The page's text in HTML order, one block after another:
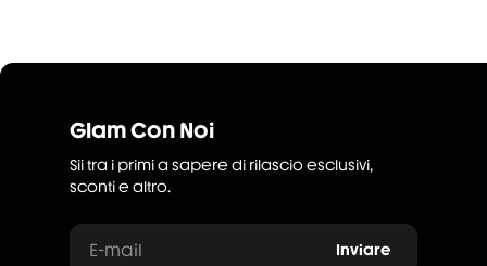
Glam Con Noi
Sii tra i primi a sapere di rilascio esclusivi,
sconti e altro.
E-mail Inviare